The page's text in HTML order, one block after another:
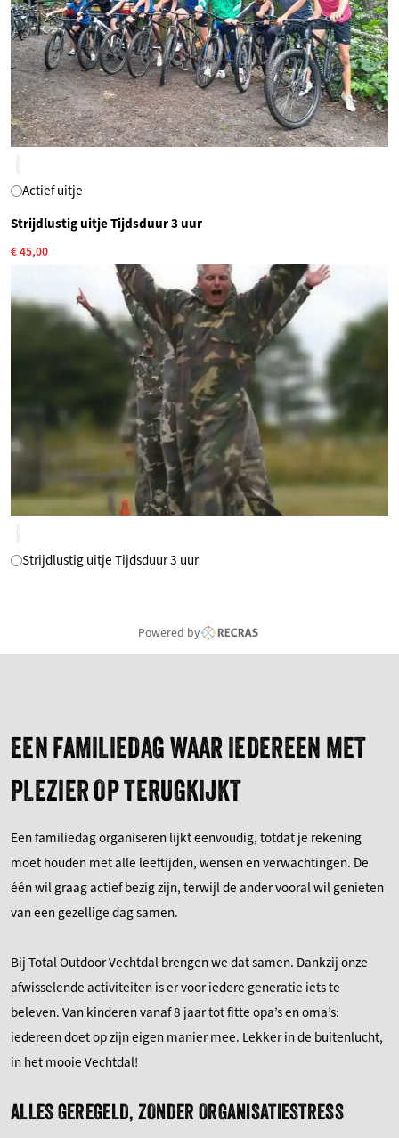
Actief uitje
Strijdlustig uitje Tijdsduur 3 uur
€ 45,00
Strijdlustig uitje Tijdsduur 3 uur
Powered by
EEN FAMILIEDAG WAAR IEDEREEN MET
PLEZIER OP TERUGKIJKT
Een familiedag organiseren lijkt eenvoudig, totdat je rekening
moet houden met alle leeftijden, wensen en verwachtingen. De
één wil graag actief bezig zijn, terwijl de ander vooral wil genieten
van een gezellige dag samen.
Bij Total Outdoor Vechtdal brengen we dat samen. Dankzij onze
afwisselende activiteiten is er voor iedere generatie iets te
beleven. Van kinderen vanaf 8 jaar tot fitte opa’s en oma’s:
iedereen doet op zijn eigen manier mee. Lekker in de buitenlucht,
in het mooie Vechtdal!
ALLES GEREGELD, ZONDER ORGANISATIESTRESS